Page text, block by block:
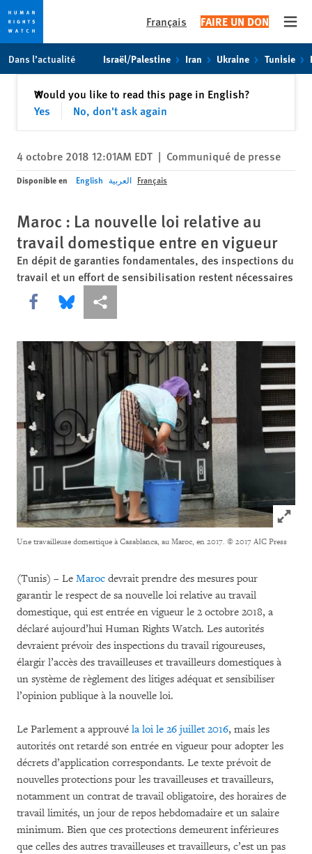
toto
content
Français FAIRE UN DON
Dans l’actualité Israël/Palestine Iran Ukraine Tunisie
Would you like to read this page in English?
Yes
No, don't ask again
✕Fermer
4 octobre 2018 12:01AM EDT | Communiqué de presse
Disponible en English العربية Français
Maroc : La nouvelle loi relative au
travail domestique entre en vigueur
En dépit de garanties fondamentales, des inspections du
travail et un effort de sensibilisation restent nécessaires
Share this via Facebook
Share this via Bluesky
Share this via Partagez
Click to
Une travailleuse domestique à Casablanca, au Maroc, en 2017. © 2017 AIC Press
(Tunis) – Le Maroc devrait prendre des mesures pour
garantir le respect de sa nouvelle loi relative au travail
domestique, qui est entrée en vigueur le 2 octobre 2018, a
déclaré aujourd’hui Human Rights Watch. Les autorités
devraient prévoir des inspections du travail rigoureuses,
élargir l’accès des travailleuses et travailleurs domestiques à
un système de règlement des litiges adéquat et sensibiliser
l’opinion publique à la nouvelle loi.
Le Parlement a approuvé la loi le 26 juillet 2016, mais les
autorités ont retardé son entrée en vigueur pour adopter les
décrets d’application correspondants. Le texte prévoit de
nouvelles protections pour les travailleuses et travailleurs,
notamment un contrat de travail obligatoire, des horaires de
travail limités, un jour de repos hebdomadaire et un salaire
minimum. Bien que ces protections demeurent inférieures
que celles des autres travailleuses et travailleurs, c’est un pas